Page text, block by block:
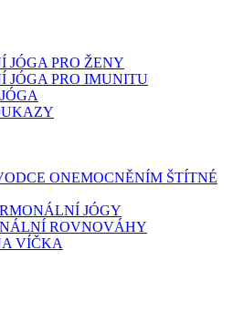
JÓGA PRO ŽENY
JÓGA PRO IMUNITU
ONEMOCNĚNÍM ŠTÍTNÉ
JÓGY
ROVNOVÁHY
VÍČKA